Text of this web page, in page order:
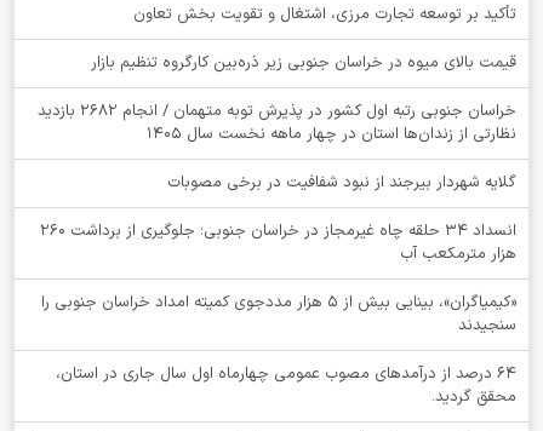
تأکید بر توسعه تجارت مرزی، اشتغال و تقویت بخش تعاون
قیمت بالای میوه در خراسان جنوبی زیر ذره‌بین کارگروه تنظیم بازار
خراسان جنوبی رتبه اول کشور در پذیرش توبه متهمان / انجام ۲۶۸۲ بازدید
نظارتی از زندان‌ها استان در چهار ماهه نخست سال 1405
گلایه شهردار بیرجند از نبود شفافیت در برخی مصوبات
انسداد ۳۴ حلقه چاه غیرمجاز در خراسان جنوبی؛ جلوگیری از برداشت ۲۶۰
هزار مترمکعب آب
«کیمیاگران»، بینایی بیش از ۵ هزار مددجوی کمیته امداد خراسان جنوبی را
سنجیدند
64 درصد از درآمدهای مصوب عمومی چهارماه اول سال جاری در استان،
محقق گردید.